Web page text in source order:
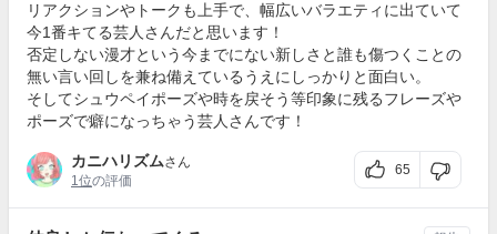
リアクションやトークも上手で、幅広いバラエティに出ていて
今1番キてる芸人さんだと思います！
否定しない漫才という今までにない新しさと誰も傷つくことの
無い言い回しを兼ね備えているうえにしっかりと面白い。
そしてシュウペイポーズや時を戻そう等印象に残るフレーズや
ポーズで癖になっちゃう芸人さんです！
カニハリズムさん
1位の評価
65